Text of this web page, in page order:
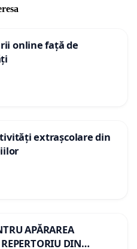
online față de
extrașcolare din
APĂRAREA
DIN